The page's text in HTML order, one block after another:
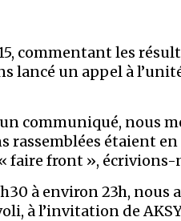
commentant les
lancé un appel à
communiqué, nous
rassemblées étaient
faire front », écrivions-
à environ 23h,
à l’invitation de